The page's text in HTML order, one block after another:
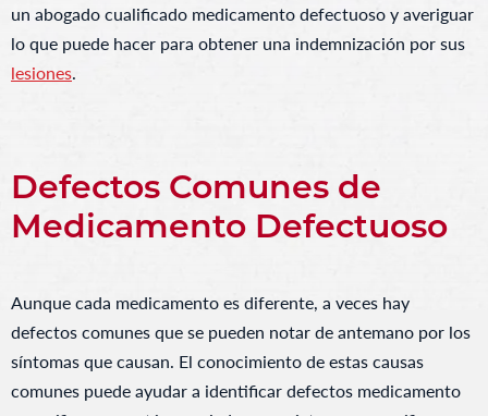
un abogado cualificado medicamento defectuoso y averiguar
lo que puede hacer para obtener una indemnización por sus
lesiones.
Defectos Comunes de
Medicamento Defectuoso
Aunque cada medicamento es diferente, a veces hay
defectos comunes que se pueden notar de antemano por los
síntomas que causan. El conocimiento de estas causas
comunes puede ayudar a identificar defectos medicamento